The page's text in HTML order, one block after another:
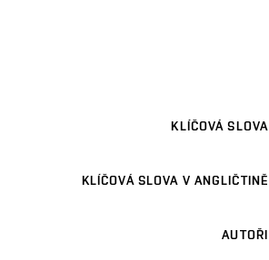
KLÍČOVÁ SLOVA
KLÍČOVÁ SLOVA V ANGLIČTINĚ
AUTOŘI